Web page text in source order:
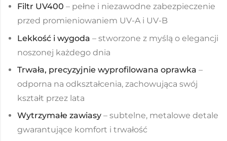
Filtr UV400 – pełne i niezawodne zabezpieczenie
przed promieniowaniem UV-A i UV-B
Lekkość i wygoda – stworzone z myślą o elegancji
noszonej każdego dnia
Trwała, precyzyjnie wyprofilowana oprawka –
odporna na odkształcenia, zachowująca swój
kształt przez lata
Wytrzymałe zawiasy – subtelne, metalowe detale
gwarantujące komfort i trwałość